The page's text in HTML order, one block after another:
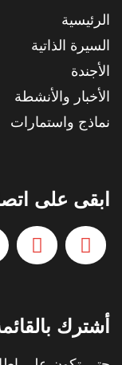
الرئيسية
السيرة الذاتية
الأجندة
الأخبار والأنشطة
نماذج واستمارات
ابقى على
أشترك